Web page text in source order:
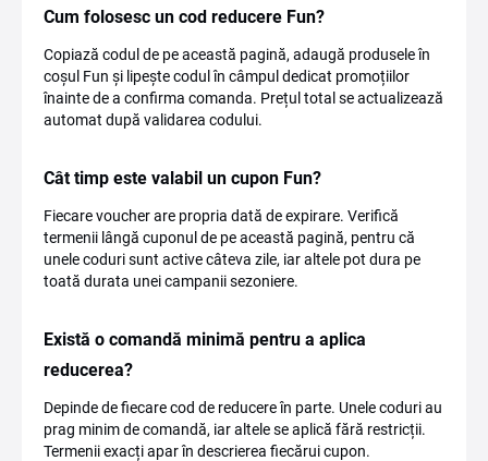
Cum folosesc un cod reducere Fun?
Copiază codul de pe această pagină, adaugă produsele în
coșul Fun și lipește codul în câmpul dedicat promoțiilor
înainte de a confirma comanda. Prețul total se actualizează
automat după validarea codului.
Cât timp este valabil un cupon Fun?
Fiecare voucher are propria dată de expirare. Verifică
termenii lângă cuponul de pe această pagină, pentru că
unele coduri sunt active câteva zile, iar altele pot dura pe
toată durata unei campanii sezoniere.
Există o comandă minimă pentru a aplica
reducerea?
Depinde de fiecare cod de reducere în parte. Unele coduri au
prag minim de comandă, iar altele se aplică fără restricții.
Termenii exacți apar în descrierea fiecărui cupon.